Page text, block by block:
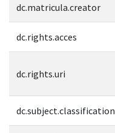
dc.matricula.creator
dc.rights.acces
dc.rights.uri
dc.subject.classification